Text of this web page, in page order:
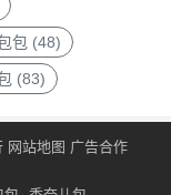
包 (48)
(83)
网站地图 广告合作